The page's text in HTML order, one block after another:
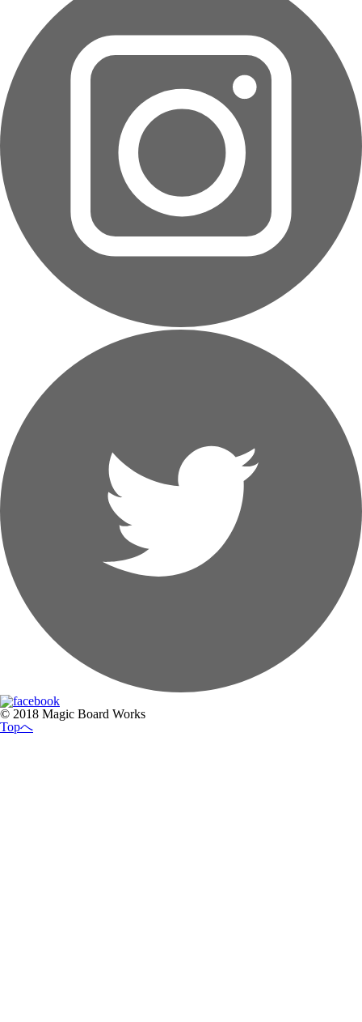
© 2018 Magic Board Works
Topへ